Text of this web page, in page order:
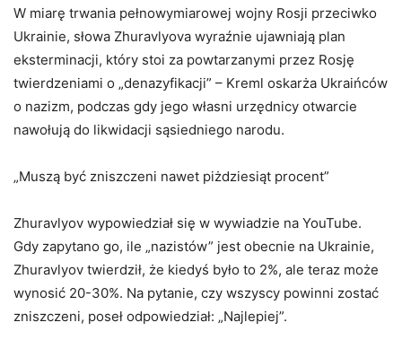
W miarę trwania pełnowymiarowej wojny Rosji przeciwko
Ukrainie, słowa Zhuravlyova wyraźnie ujawniają plan
eksterminacji, który stoi za powtarzanymi przez Rosję
twierdzeniami o „denazyfikacji” – Kreml oskarża Ukraińców
o nazizm, podczas gdy jego własni urzędnicy otwarcie
nawołują do likwidacji sąsiedniego narodu.
„Muszą być zniszczeni nawet piżdziesiąt procent”
Zhuravlyov wypowiedział się w wywiadzie na YouTube.
Gdy zapytano go, ile „nazistów” jest obecnie na Ukrainie,
Zhuravlyov twierdził, że kiedyś było to 2%, ale teraz może
wynosić 20-30%. Na pytanie, czy wszyscy powinni zostać
zniszczeni, poseł odpowiedział: „Najlepiej”.